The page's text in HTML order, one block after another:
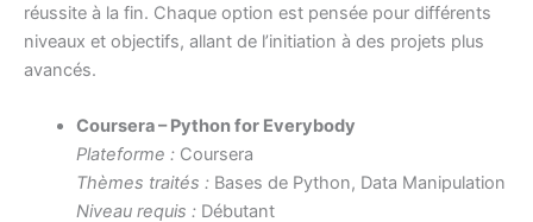
réussite à la fin. Chaque option est pensée pour différents
niveaux et objectifs, allant de l’initiation à des projets plus
avancés.
Coursera – Python for Everybody
Plateforme :Coursera
Thèmes traités :Bases de Python, Data Manipulation
Niveau requis :Débutant